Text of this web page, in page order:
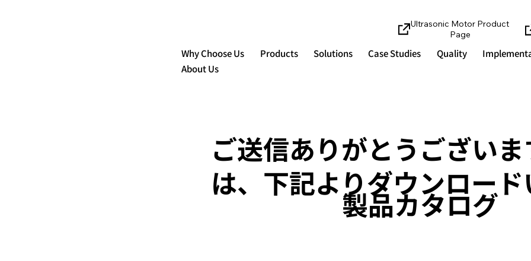
Why Choose Us Products Solutions Case Studies Quality
About Us
Ultrasonic Motor Product
Page
ご送信ありがとうござい
は、下記よりダウンロード
製品カタログ